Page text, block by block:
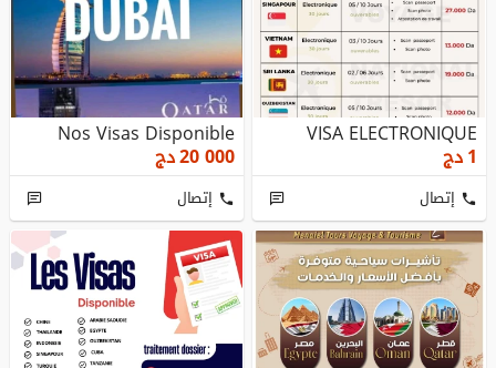
VISA ELECTRONIQUE
1دج
إتصال
Nos Visas Disponible
20 000دج
إتصال